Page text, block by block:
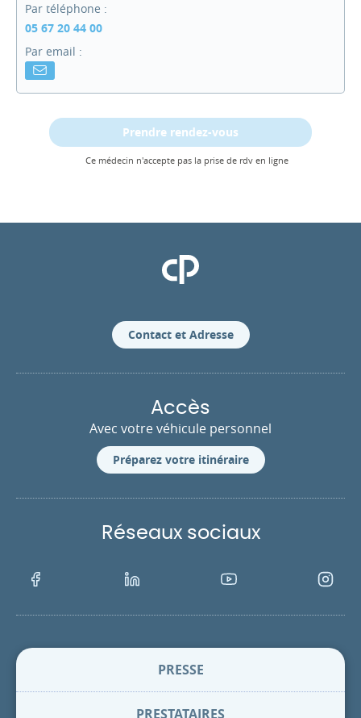
Par téléphone :
05 67 20 44 00
Par email :
Prendre rendez-vous
Ce médecin n'accepte pas la prise de rdv en ligne
Clinique Pasteur
Contact et Adresse
Accès
Avec votre véhicule personnel
Préparez votre itinéraire
Réseaux sociaux
Facebook LinkedIn Youtube
PRESSE
PRESTATAIRES